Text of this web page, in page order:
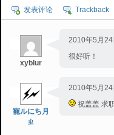
发表评论 Trackback
xyblur
2010年5月24
很好听！
寵ルにち月
ㄓ
2010年5月24
祝盖盖 求